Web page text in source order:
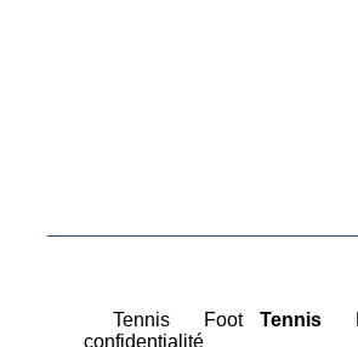
Tennis Foot Tennis
confidentialité